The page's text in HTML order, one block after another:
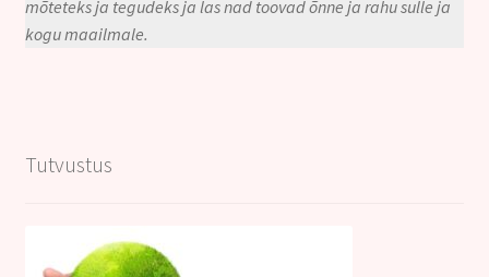
mõteteks ja tegudeks ja las nad toovad õnne ja rahu sulle ja
kogu maailmale.
Tutvustus